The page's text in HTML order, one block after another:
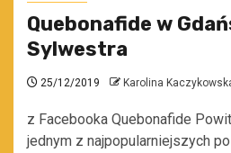
Quebonafide w
Sylwestra
25/12/2019 Karolina
z Facebooka Quebonafide
jednym z najpopularniejszych